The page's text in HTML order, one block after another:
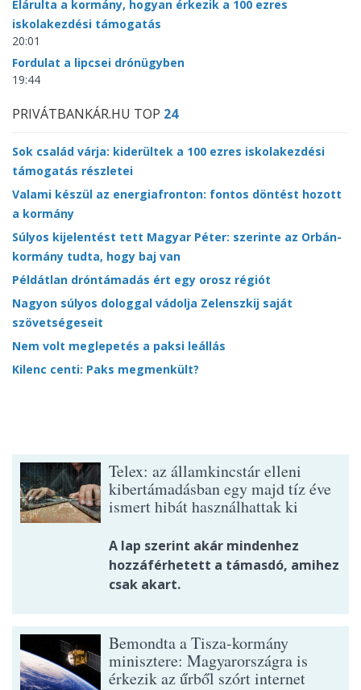
Elárulta a kormány, hogyan érkezik a 100 ezres
iskolakezdési támogatás
20:01
Fordulat a lipcsei drónügyben
19:44
PRIVÁTBANKÁR.HU TOP 24
Sok család várja: kiderültek a 100 ezres iskolakezdési
támogatás részletei
Valami készül az energiafronton: fontos döntést hozott
a kormány
Súlyos kijelentést tett Magyar Péter: szerinte az Orbán-
kormány tudta, hogy baj van
Példátlan dróntámadás ért egy orosz régiót
Nagyon súlyos dologgal vádolja Zelenszkij saját
szövetségeseit
Nem volt meglepetés a paksi leállás
Kilenc centi: Paks megmenkült?
Telex: az államkincstár elleni
kibertámadásban egy majd tíz éve
ismert hibát használhattak ki
A lap szerint akár mindenhez
hozzáférhetett a támasdó, amihez
csak akart.
Bemondta a Tisza-kormány
minisztere: Magyarországra is
érkezik az űrből szórt internet